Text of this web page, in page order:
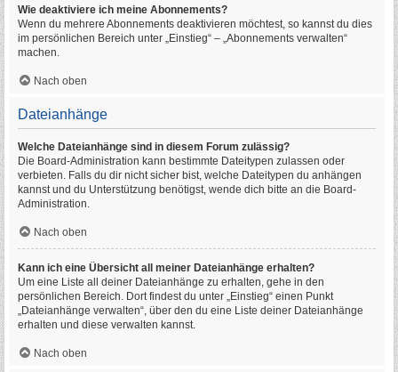
Wie deaktiviere ich meine Abonnements?
Wenn du mehrere Abonnements deaktivieren möchtest, so kannst du dies
im persönlichen Bereich unter „Einstieg“ – „Abonnements verwalten“
machen.
Nach oben
Dateianhänge
Welche Dateianhänge sind in diesem Forum zulässig?
Die Board-Administration kann bestimmte Dateitypen zulassen oder
verbieten. Falls du dir nicht sicher bist, welche Dateitypen du anhängen
kannst und du Unterstützung benötigst, wende dich bitte an die Board-
Administration.
Nach oben
Kann ich eine Übersicht all meiner Dateianhänge erhalten?
Um eine Liste all deiner Dateianhänge zu erhalten, gehe in den
persönlichen Bereich. Dort findest du unter „Einstieg“ einen Punkt
„Dateianhänge verwalten“, über den du eine Liste deiner Dateianhänge
erhalten und diese verwalten kannst.
Nach oben